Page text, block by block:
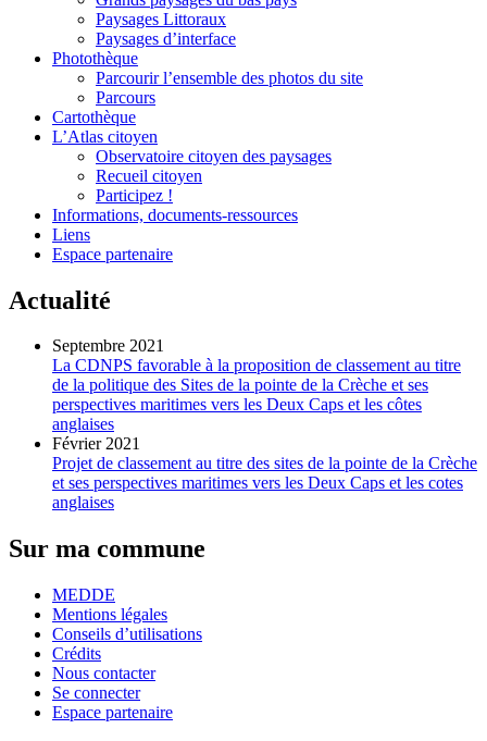
Paysages Littoraux
Paysages d’interface
Photothèque
Parcourir l’ensemble des photos du site
Parcours
Cartothèque
L’Atlas citoyen
Observatoire citoyen des paysages
Recueil citoyen
Participez !
Informations, documents-ressources
Liens
Espace partenaire
Actualité
Septembre 2021
La CDNPS favorable à la proposition de classement au titre
de la politique des Sites de la pointe de la Crèche et ses
perspectives maritimes vers les Deux Caps et les côtes
anglaises
Février 2021
Projet de classement au titre des sites de la pointe de la Crèche
et ses perspectives maritimes vers les Deux Caps et les cotes
anglaises
Sur ma commune
MEDDE
Mentions légales
Conseils d’utilisations
Crédits
Nous contacter
Se connecter
Espace partenaire